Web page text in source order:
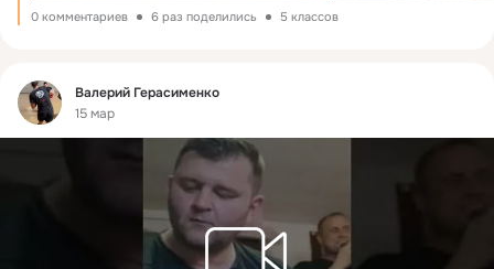
0 комментариев 6 раз поделились 5 классов
Фид
Валерий Герасименко
15 мар